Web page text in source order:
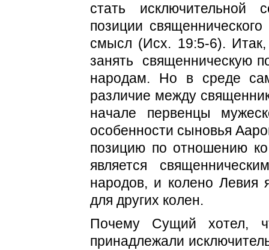
стать исключительной
позиции
смысл (Исх. 19:5-6).
занять
священническую
народам. Но в среде
различие между
начале первенцы
особенности сыновья
позицию по отношению
является
народов, и колено Левия
для других колен.
Почему Сущий хотел,
принадлежали